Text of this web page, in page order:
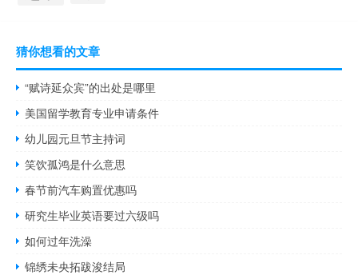
猜你想看的文章
“赋诗延众宾”的出处是哪里
美国留学教育专业申请条件
幼儿园元旦节主持词
笑饮孤鸿是什么意思
春节前汽车购置优惠吗
研究生毕业英语要过六级吗
如何过年洗澡
锦绣未央拓跋浚结局